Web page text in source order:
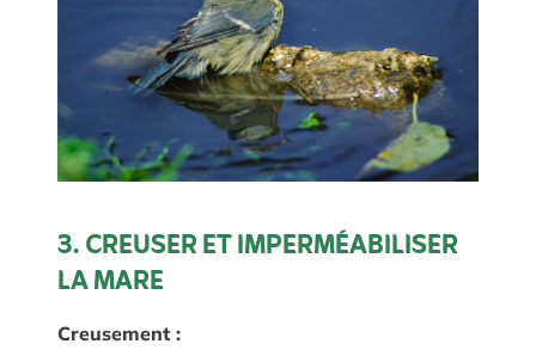
3. CREUSER ET IMPERMÉABILISER
LA MARE
Creusement :